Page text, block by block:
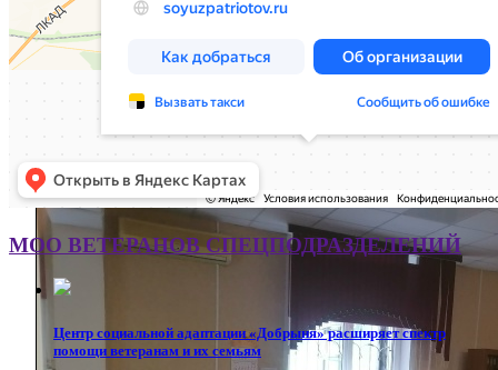
Юрий Шкарин: Ребята
подготовили замечательную
концертную программу —
трогательную и искреннюю
МОО ВЕТЕРАНОВ СПЕЦПОДРАЗДЕЛЕНИЙ
Центр социальной адаптации «Добрыня» расширяет спектр
помощи ветеранам и их семьям